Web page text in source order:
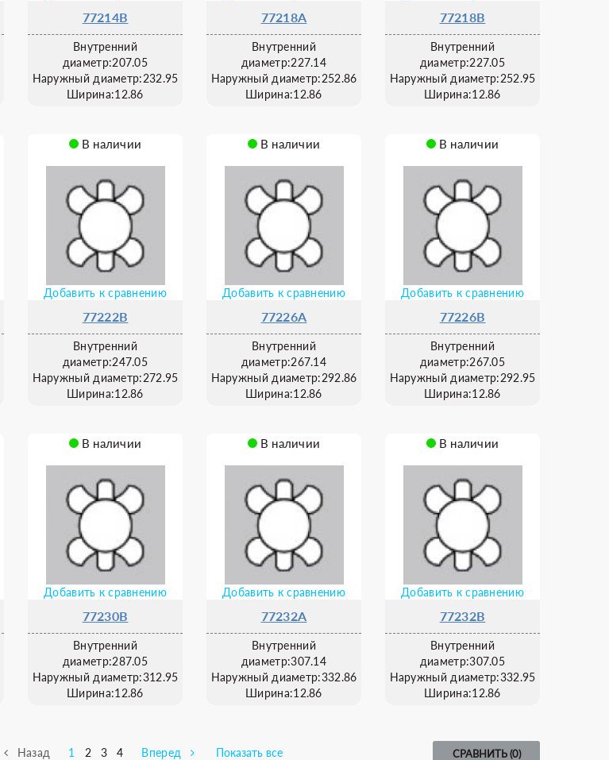
77214B
Внутренний
диаметр:207.05
Наружный диаметр:232.95
Ширина:12.86
77218A
Внутренний
диаметр:227.14
Наружный диаметр:252.86
Ширина:12.86
77218B
Внутренний
диаметр:227.05
Наружный диаметр:252.95
Ширина:12.86
В наличии
Добавить к сравнению
77222B
Внутренний
диаметр:247.05
Наружный диаметр:272.95
Ширина:12.86
В наличии
Добавить к сравнению
77226A
Внутренний
диаметр:267.14
Наружный диаметр:292.86
Ширина:12.86
В наличии
Добавить к сравнению
77226B
Внутренний
диаметр:267.05
Наружный диаметр:292.95
Ширина:12.86
В наличии
Добавить к сравнению
77230B
Внутренний
диаметр:287.05
Наружный диаметр:312.95
Ширина:12.86
В наличии
Добавить к сравнению
77232A
Внутренний
диаметр:307.14
Наружный диаметр:332.86
Ширина:12.86
В наличии
Добавить к сравнению
77232B
Внутренний
диаметр:307.05
Наружный диаметр:332.95
Ширина:12.86
Назад 1 2 3 4 Вперед Показать все СРАВНИТЬ (0)